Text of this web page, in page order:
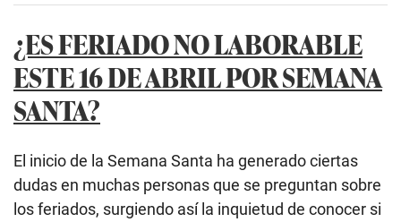
¿ES FERIADO NO LABORABLE
ESTE 16 DE ABRIL POR SEMANA
SANTA?
El inicio de la Semana Santa ha generado ciertas
dudas en muchas personas que se preguntan sobre
los feriados, surgiendo así la inquietud de conocer si